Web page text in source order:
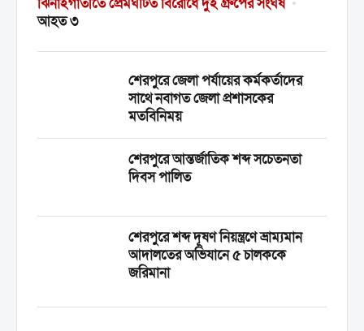
ঝিনাইগাতীতে প্রেমঘটিত বিরোধে দুই গ্রুপের সংঘর্ষ •
আহত ৩
শেরপুরে জেলা পর্যায়ের কর্মকর্তাদের
সাথে নবাগত জেলা প্রশাসকের
মতবিনিময়
শেরপুরে আন্তর্জাতিক শব্দ সচেতনতা
দিবস পালিত
শেরপুরে শব্দ দূষণ নিয়ন্ত্রণে ভ্রাম্যমান
আদালতের অভিযানে ৫ চালককে
জরিমানা